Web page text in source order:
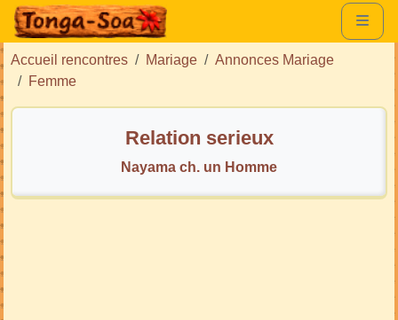
Accueil rencontres Mariage
Annonces Mariage
Femme
Relation serieux
Nayama ch. un Homme